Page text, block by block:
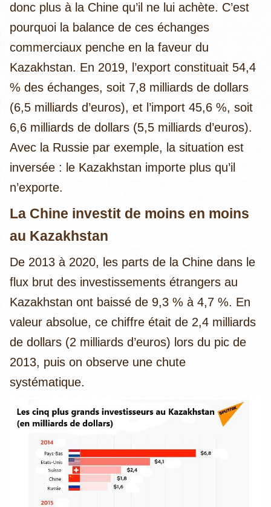
donc plus à la Chine qu’il ne lui achète. C’est
pourquoi la balance de ces échanges
commerciaux penche en la faveur du
Kazakhstan. En 2019, l’export constituait 54,4
% des échanges, soit 7,8 milliards de dollars
(6,5 milliards d’euros), et l’import 45,6 %, soit
6,6 milliards de dollars (5,5 milliards d’euros).
Avec la Russie par exemple, la situation est
inversée : le Kazakhstan importe plus qu’il
n’exporte.
La Chine investit de moins en moins
au Kazakhstan
De 2013 à 2020, les parts de la Chine dans le
flux brut des investissements étrangers au
Kazakhstan ont baissé de 9,3 % à 4,7 %. En
valeur absolue, ce chiffre était de 2,4 milliards
de dollars (2 milliards d’euros) lors du pic de
2013, puis on observe une chute
systématique.